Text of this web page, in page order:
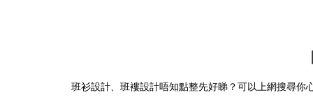
班衫設計、班褸設計唔知點整先好睇？可以上網搜尋